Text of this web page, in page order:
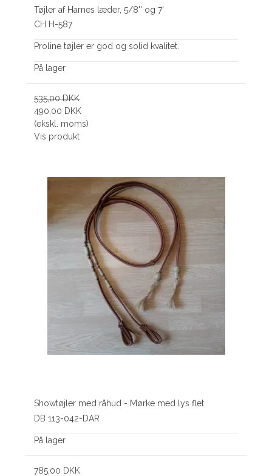
Tøjler af Harnes læder, 5/8'' og 7'
CH H-587
Proline tøjler er god og solid kvalitet.
På lager
535,00 DKK
490,00 DKK
(ekskl. moms)
Vis produkt
Showtøjler med råhud - Mørke med lys flet
DB 113-042-DAR
På lager
785,00 DKK